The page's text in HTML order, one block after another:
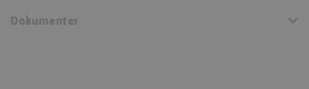
Dokumenter